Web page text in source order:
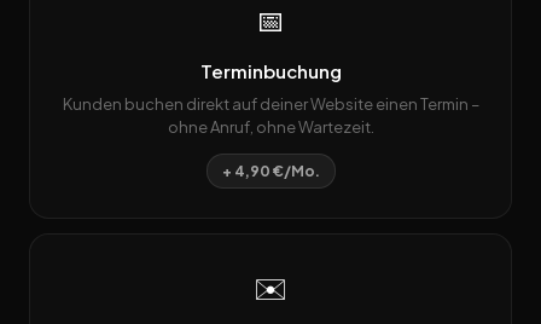
📅
Terminbuchung
Kunden buchen direkt auf deiner Website einen Termin –
ohne Anruf, ohne Wartezeit.
+ 4,90 €/Mo.
✉️